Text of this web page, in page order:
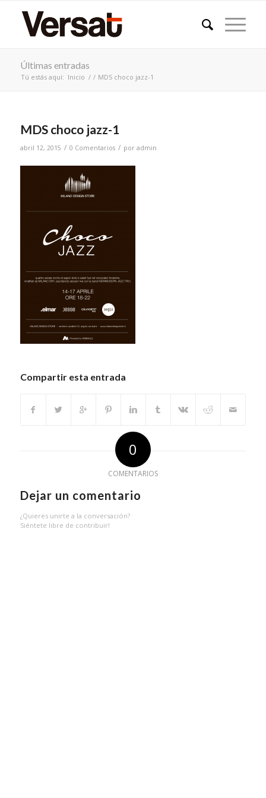
Últimas entradas
Tú estás aquí: Inicio / / MDS choco jazz-1
MDS choco jazz-1
abril 12, 2015 / 0 Comentarios / por admin
Compartir esta entrada
0
COMENTARIOS
Dejar un comentario
¿Quieres unirte a la conversación?
Siéntete libre de contribuir!